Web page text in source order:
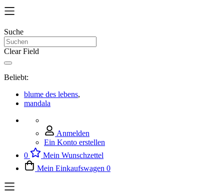
Suche
Clear Field
Beliebt:
blume des lebens,
mandala
Anmelden
Ein Konto erstellen
0
Mein Wunschzettel
Mein Einkaufswagen 0